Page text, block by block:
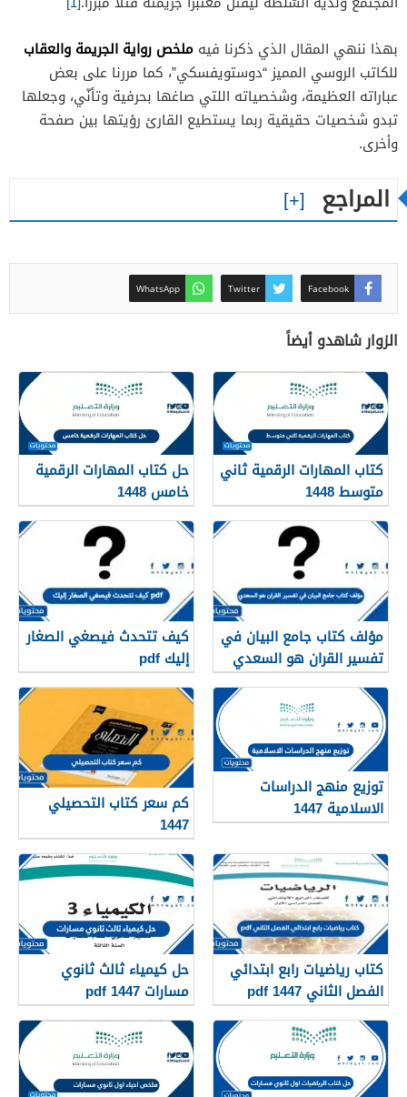
بهذا ننهي المقال الذي ذكرنا فيه ملخص رواية الجريمة والعقاب
للكاتب الروسي المميز “دوستويفسكي”، كما مررنا على بعض
عباراته العظيمة، وشخصياته اللتي صاغها بحرفية وتأنّي، وجعلها
تبدو شخصيات حقيقية ربما يستطيع القارئ رؤيتها بين صفحة
وأخرى.
المراجع
Facebook
Twitter
WhatsApp
الزوار شاهدو أيضاً
كتاب المهارات الرقمية ثاني
متوسط 1448
حل كتاب المهارات الرقمية
خامس 1448
مؤلف كتاب جامع البيان في
تفسير القران هو السعدي
كيف تتحدث فيصغي الصغار
إليك pdf
توزيع منهج الدراسات
الاسلامية 1447
كم سعر كتاب التحصيلي
1447
كتاب رياضيات رابع ابتدائي
الفصل الثاني 1447 pdf
حل كيمياء ثالث ثانوي
مسارات 1447 pdf